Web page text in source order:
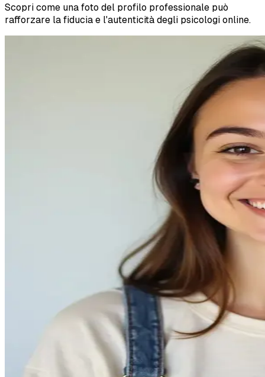
Scopri come una foto del profilo professionale può
rafforzare la fiducia e l'autenticità degli psicologi online.